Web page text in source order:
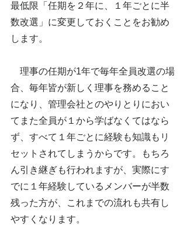
最低限「任期を２年に、１年ごとに半
数改選」に変更しておくことをお勧め
します。
理事の任期が1年で毎年全員改選の場
合、毎年皆が新しく理事を務めること
になり、管理会社とのやりとりにおい
てまた全員が１から学ばなくてはなら
ず、すべて１年ごとに経験も知識もリ
セットされてしまうからです。もちろ
ん引き継ぎも行われますが、実際にす
でに１年経験しているメンバーが半数
残った方が、これまでの流れも共有し
やすくなります。